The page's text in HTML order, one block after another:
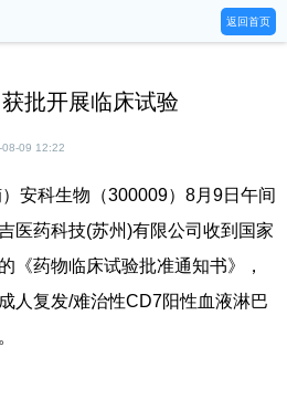
返回首页
批开展临床试验
08-09 12:22
科生物（300009）8月9日午间
医药科技(苏州)有限公司收到国家
《药物临床试验批准通知书》，
人复发/难治性CD7阳性血液淋巴